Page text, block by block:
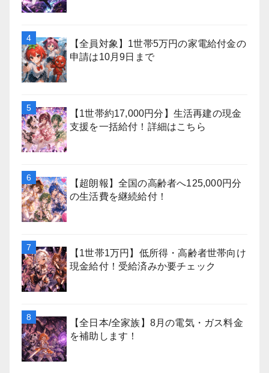
【全員対象】1世帯5万円の家電給付金の
申請は10月9日まで
【1世帯約17,000円分】生活再建の現金
支援を一括給付！詳細はこちら
【超朗報】全国の高齢者へ125,000円分
の生活費を継続給付！
【1世帯1万円】低所得・高齢者世帯向け
現金給付！受給済みか要チェック
【全日本/全家族】8月の電気・ガス料金
を補助します！